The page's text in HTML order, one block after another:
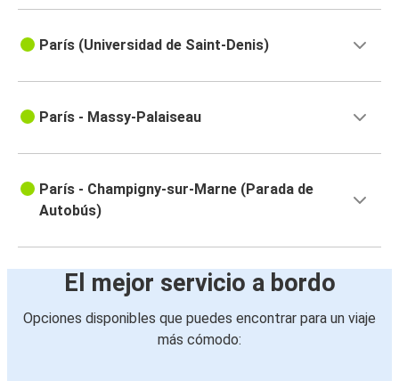
París (Universidad de Saint-Denis)
París - Massy-Palaiseau
París - Champigny-sur-Marne (Parada de
Autobús)
El mejor servicio a bordo
Opciones disponibles que puedes encontrar para un viaje
más cómodo: